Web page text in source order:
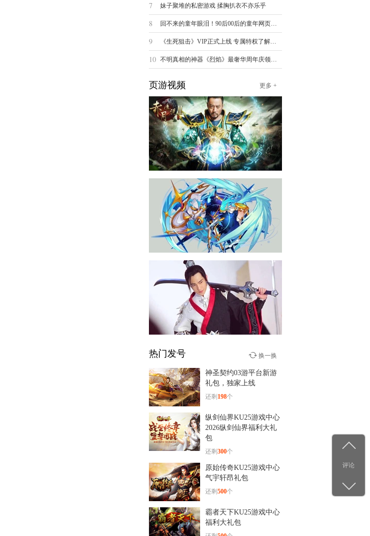
7 妹子聚堆的私密游戏 揉胸扒衣不亦乐乎
8 回不来的童年眼泪！90后00后的童年网页游戏大盘点
9 《生死狙击》VIP正式上线 专属特权了解一下
10 不明真相的神器《烈焰》最奢华周年庆领跑全球
页游视频 更多 +
赤月传说2
03-10
《赤月传说2》张涵予片场视
频
赛尔号
《赛尔号》天尊啸傲白虎介
绍＆实战
少年群侠传
12-29
杨洋古装新造型！《少年群
侠传》
热门发号
神圣契约03游平台新游
礼包，独家上线
还剩 198个
纵剑仙界KU25游戏中心
2026纵剑仙界福利大礼
包
还剩300个
原始传奇KU25游戏中心
气宇轩昂礼包
还剩500个
霸者天下KU25游戏中心
福利大礼包
换一换
评论